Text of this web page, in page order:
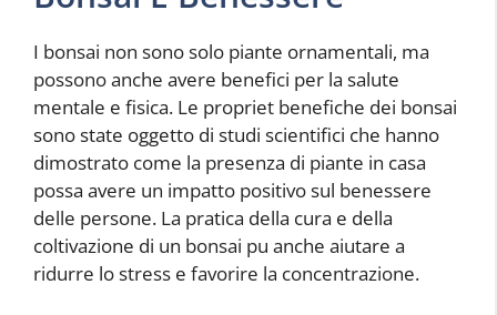
I bonsai non sono solo piante ornamentali, ma
possono anche avere benefici per la salute
mentale e fisica. Le propriet benefiche dei bonsai
sono state oggetto di studi scientifici che hanno
dimostrato come la presenza di piante in casa
possa avere un impatto positivo sul benessere
delle persone. La pratica della cura e della
coltivazione di un bonsai pu anche aiutare a
ridurre lo stress e favorire la concentrazione.